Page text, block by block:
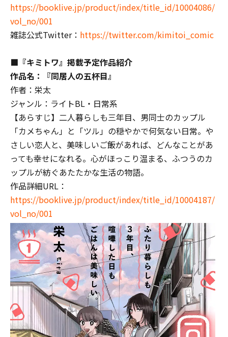
https://booklive.jp/product/index/title_id/10004086/
vol_no/001
雑誌公式Twitter： https://twitter.com/kimitoi_comic
■『キミトワ』掲載予定作品紹介
作品名：『同居人の五杯目』
作者：栄太
ジャンル：ライトBL・日常系
【あらすじ】二人暮らしも三年目、男同士のカップル
「カメちゃん」と「ツル」の穏やかで何気ない日常。や
さしい恋人と、美味しいご飯があれば、どんなことがあ
っても幸せになれる。心がほっこり温まる、ふつうのカ
ップルが紡ぐあたたかな生活の物語。
作品詳細URL：
https://booklive.jp/product/index/title_id/10004187/
vol_no/001